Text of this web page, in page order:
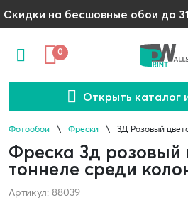
Скидки на бесшовные обои до
0
Открыть каталог
Фотообои Фрески 3Д Розовый
Фреска 3д розовый
тоннеле среди
Артикул: 88039